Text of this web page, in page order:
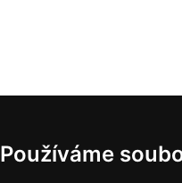
Používáme